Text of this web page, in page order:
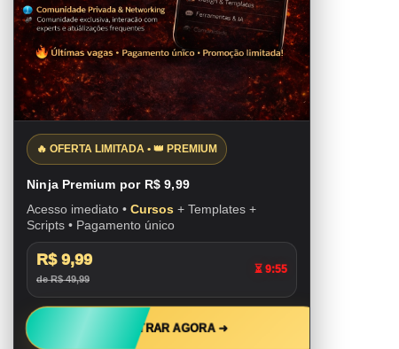
🔥 OFERTA LIMITADA • 👑 PREMIUM
Ninja Premium por R$ 9,99
Acesso imediato • Cursos + Templates +
Scripts • Pagamento único
R$ 9,99
de R$ 49,99
⏳ 9:53
ENTRAR AGORA ➜